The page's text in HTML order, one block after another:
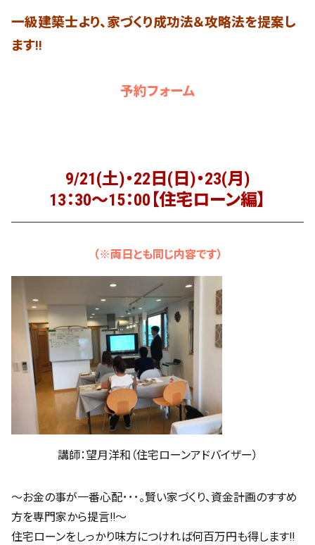
一級建築士より、家づくり成功法＆攻略法を提案し
ます!!
予約フォーム
9/21(土)・22日(日)・23(月)
13：30～15：00【住宅ローン編】
（※両日とも同じ内容です）
講師：望月洋和（住宅ローンアドバイザー）
～お金の事が一番心配･･･。賢い家づくり、資金計画のすすめ
方を専門家から提言!!～
住宅ローンをしっかり味方につければ何百万円も得します!!